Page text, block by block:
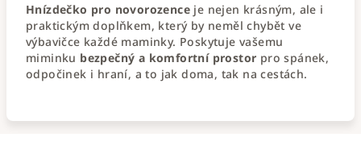
Hnízdečko pro novorozence je nejen krásným, ale i
praktickým doplňkem, který by neměl chybět ve
výbavičce každé maminky. Poskytuje vašemu
miminku bezpečný a komfortní prostor pro spánek,
odpočinek i hraní, a to jak doma, tak na cestách.